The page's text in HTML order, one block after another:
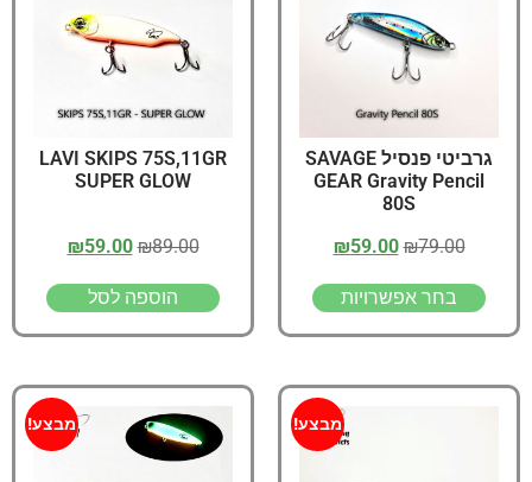
גרביטי פנסיל SAVAGE
GEAR Gravity Pencil
80S
₪79.00
₪59.00
בחר אפשרויות
LAVI SKIPS 75S,11GR
SUPER GLOW
₪89.00
₪59.00
הוספה לסל
מבצע! מבצע!